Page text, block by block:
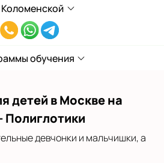
Коломенской
центр
Лихоборы
8(929)520-
80
обучения
детей в Москве на
Полиглотики
девчонки и мальчишки, а